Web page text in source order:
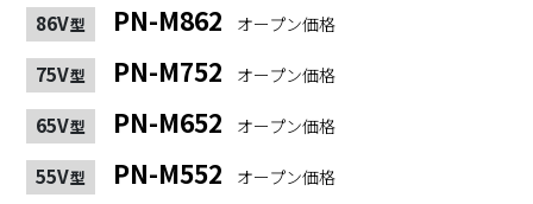
86V型 PN-M862 オープン価格
75V型 PN-M752 オープン価格
65V型 PN-M652 オープン価格
55V型 PN-M552 オープン価格